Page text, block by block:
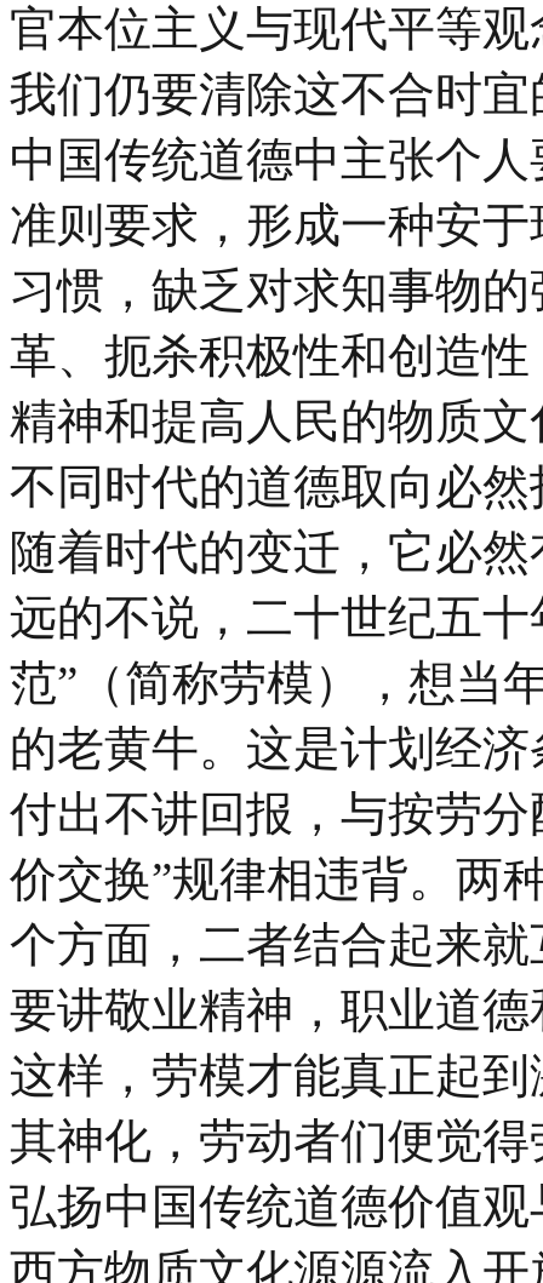
官本位主义与现代平等
我们仍要清除这不合时
中国传统道德中主张个
准则要求，形成一种安
习惯，缺乏对求知事物
革、扼杀积极性和创造
精神和提高人民的物质
不同时代的道德取向必
随着时代的变迁，它必
远的不说，二十世纪五
范”（简称劳模），想当
的老黄牛。这是计划经
付出不讲回报，与按劳
价交换”规律相违背。两
个方面，二者结合起来
要讲敬业精神，职业道
这样，劳模才能真正起
其神化，劳动者们便觉
弘扬中国传统道德价值
西方物质文化源源流入